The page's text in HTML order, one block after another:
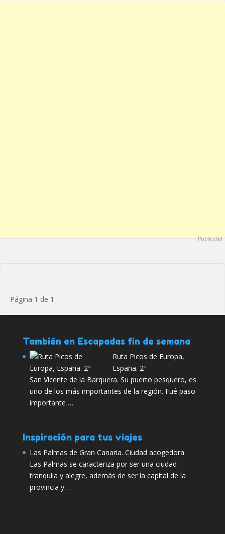
Publicidad
Página 1 de 1
También en Escapadas fin de semana
Ruta Picos de Europa,
España. 2º
San Vicente de la Barquera. Su puerto pesquero, es
uno de los más importantes de la región. Fué paso
importante …
Inspiración para tus viajes
Las Palmas de Gran Canaria. Ciudad acogedora
Las Palmas se caracteriza por ser una ciudad
tranquila y alegre, además de ser la capital de la
provincia y …